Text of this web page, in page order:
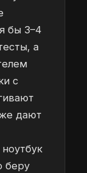
бы 3–4
а
с
дают
беру